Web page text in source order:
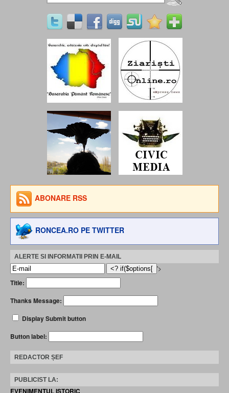
ABONARE RSS
RONCEA.RO PE TWITTER
ALERTE SI INFORMATII PRIN E-MAIL
'>
Title:
Thanks Message:
Display Submit button
Button label:
REDACTOR ȘEF
PUBLICIST LA:
EVENIMENTUL ISTORIC